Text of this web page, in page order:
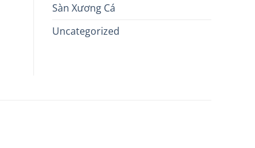
Sàn Xương Cá
Uncategorized